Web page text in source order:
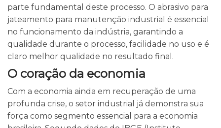
parte fundamental deste processo. O abrasivo para
jateamento para manutenção industrial é essencial
no funcionamento da indústria, garantindo a
qualidade durante o processo, facilidade no uso e é
claro melhor qualidade no resultado final.
O coração da economia
Com a economia ainda em recuperação de uma
profunda crise, o setor industrial já demonstra sua
força como segmento essencial para a economia